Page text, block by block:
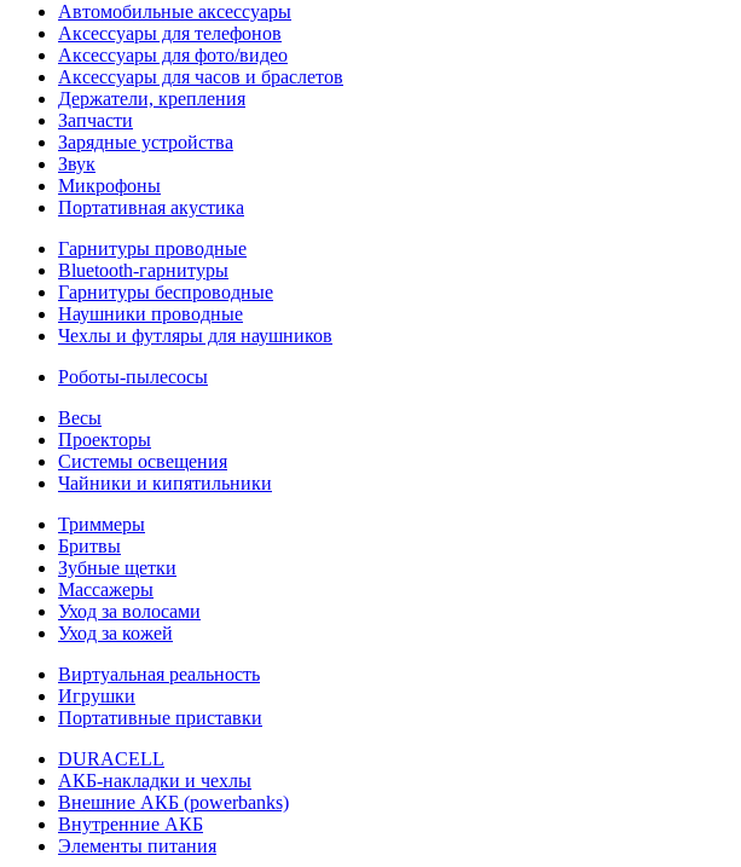
Автомобильные аксессуары
Аксессуары для телефонов
Аксессуары для фото/видео
Аксессуары для часов и браслетов
Держатели, крепления
Запчасти
Зарядные устройства
Звук
Микрофоны
Портативная акустика
Гарнитуры проводные
Bluetooth-гарнитуры
Гарнитуры беспроводные
Наушники проводные
Чехлы и футляры для наушников
Роботы-пылесосы
Весы
Проекторы
Системы освещения
Чайники и кипятильники
Триммеры
Бритвы
Зубные щетки
Массажеры
Уход за волосами
Уход за кожей
Виртуальная реальность
Игрушки
Портативные приставки
DURACELL
АКБ-накладки и чехлы
Внешние АКБ (powerbanks)
Внутренние АКБ
Элементы питания